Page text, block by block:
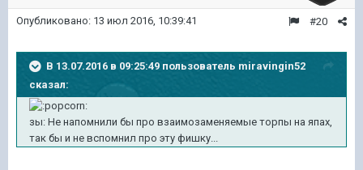
#20
Опубликовано: 13 июл 2016, 10:39:41
В 13.07.2016 в 09:25:49 пользователь miravingin52
сказал:
зы: Не напомнили бы про взаимозаменяемые торпы на япах,
так бы и не вспомнил про эту фишку...